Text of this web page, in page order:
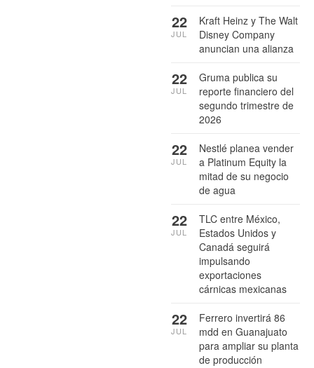
Kraft Heinz y The Walt
Disney Company
anuncian una alianza
22
JUL
Gruma publica su
reporte financiero del
segundo trimestre de
2026
22
JUL
Nestlé planea vender
a Platinum Equity la
mitad de su negocio
de agua
22
JUL
TLC entre México,
Estados Unidos y
Canadá seguirá
impulsando
exportaciones
cárnicas mexicanas
22
JUL
Ferrero invertirá 86
mdd en Guanajuato
para ampliar su planta
de producción
22
JUL